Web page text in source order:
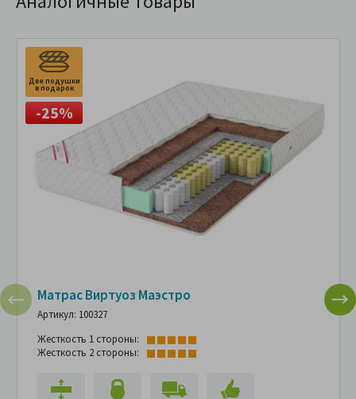
Две подушки
в подарок
-25%
Матрас Виртуоз Маэстро
Артикул: 100327
Жесткость 1 стороны:
Жесткость 2 стороны: